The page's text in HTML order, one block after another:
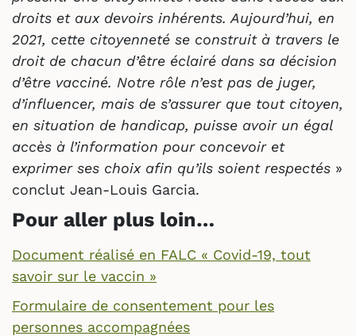
droits et aux devoirs inhérents. Aujourd’hui, en
2021, cette citoyenneté se construit à travers le
droit de chacun d’être éclairé dans sa décision
d’être vacciné. Notre rôle n’est pas de juger,
d’influencer, mais de s’assurer que tout citoyen,
en situation de handicap, puisse avoir un égal
accès à l’information pour concevoir et
exprimer ses choix afin qu’ils soient respectés »
conclut Jean-Louis Garcia.
Pour aller plus loin…
Document réalisé en FALC « Covid-19, tout
savoir sur le vaccin »
Formulaire de consentement pour les
personnes accompagnées